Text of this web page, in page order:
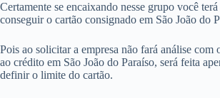
Certamente se encaixando nesse grupo você
conseguir o cartão consignado em São João do
Pois ao solicitar a empresa não fará análise com
ao crédito em São João do Paraíso, será feita
definir o limite do cartão.